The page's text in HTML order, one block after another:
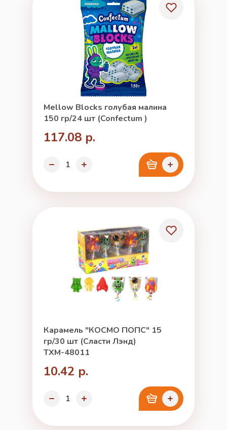
Mellow Blocks голубая малина
150 гр/24 шт (Confectum )
117.08 р.
Карамель "КОСМО ПОПС" 15
гр/30 шт (Сласти Лэнд)
ТХМ-48011
10.42 р.